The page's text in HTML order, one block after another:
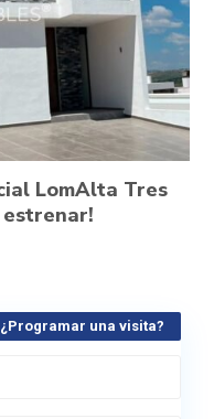
LomAlta Tres
estrenar!
¿Programar una visita?